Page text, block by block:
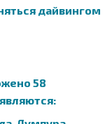
дайвингом
58